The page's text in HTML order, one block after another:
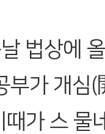
법상에
부가 개심
가 스 물